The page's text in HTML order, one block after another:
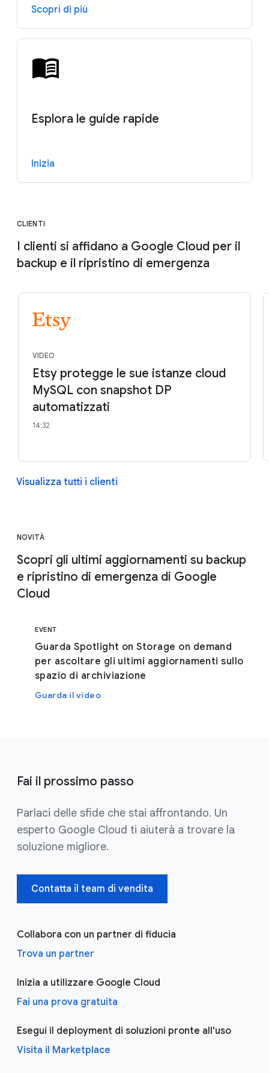
Scopri di più
Esplora le guide rapide
Inizia
CLIENTI
I clienti si affidano a Google Cloud per il
backup e il ripristino di emergenza
VIDEO
Etsy protegge le sue istanze cloud
MySQL con snapshot DP
automatizzati
14:32
Visualizza tutti i clienti
NOVITÀ
Scopri gli ultimi aggiornamenti su backup
e ripristino di emergenza di Google
Cloud
EVENT
Guarda Spotlight on Storage on demand
per ascoltare gli ultimi aggiornamenti sullo
spazio di archiviazione
Guarda il video
Fai il prossimo passo
Parlaci delle sfide che stai affrontando. Un
esperto Google Cloud ti aiuterà a trovare la
soluzione migliore.
Contatta il team di vendita
Collabora con un partner di fiducia
Trova un partner
Inizia a utilizzare Google Cloud
Fai una prova gratuita
Esegui il deployment di soluzioni pronte all'uso
Visita il Marketplace